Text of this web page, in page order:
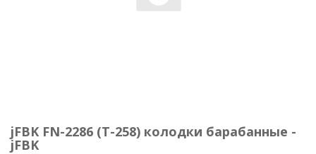
jFBK FN-2286 (Т-258) колодки барабанные -
jFBK